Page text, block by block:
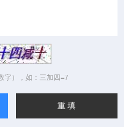
字），如：三加四=7